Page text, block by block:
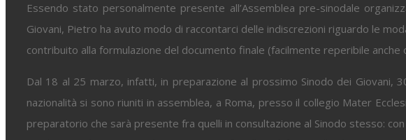
Essendo stato personalmente presente all’Assemblea pre-sinodale
Giovani, Pietro ha avuto modo di raccontarci delle indiscrezioni riguardo le
contribuito alla formulazione del documento finale (facilmente reperibile anche
Dal 18 al 25 marzo, infatti, in preparazione al prossimo Sinodo dei Giovani,
nazionalità si sono riuniti in assemblea, a Roma, presso il collegio Mater
preparatorio che sarà presente fra quelli in consultazione al Sinodo stesso: